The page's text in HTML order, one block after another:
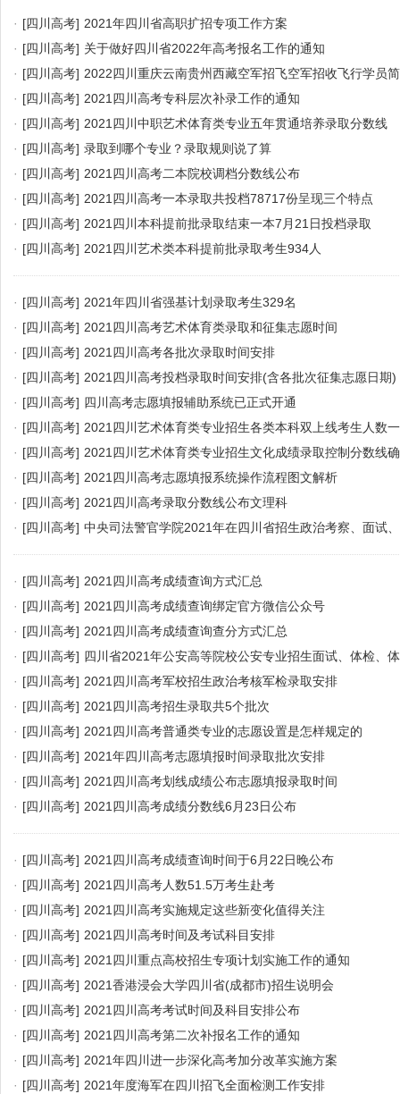
· [四川高考] 2021年四川省高职扩招专项工作方案
· [四川高考] 关于做好四川省2022年高考报名工作的通知
· [四川高考] 2022四川重庆云南贵州西藏空军招飞空军招收飞行学员
· [四川高考] 2021四川高考专科层次补录工作的通知
· [四川高考] 2021四川中职艺术体育类专业五年贯通培养录取分数线
· [四川高考] 录取到哪个专业？录取规则说了算
· [四川高考] 2021四川高考二本院校调档分数线公布
· [四川高考] 2021四川高考一本录取共投档78717份呈现三个特点
· [四川高考] 2021四川本科提前批录取结束一本7月21日投档录取
· [四川高考] 2021四川艺术类本科提前批录取考生934人
· [四川高考] 2021年四川省强基计划录取考生329名
· [四川高考] 2021四川高考艺术体育类录取和征集志愿时间
· [四川高考] 2021四川高考各批次录取时间安排
· [四川高考] 2021四川高考投档录取时间安排(含各批次征集志愿日期)
· [四川高考] 四川高考志愿填报辅助系统已正式开通
· [四川高考] 2021四川艺术体育类专业招生各类本科双上线考生人数
· [四川高考] 2021四川艺术体育类专业招生文化成绩录取控制分数线
· [四川高考] 2021四川高考志愿填报系统操作流程图文解析
· [四川高考] 2021四川高考录取分数线公布文理科
· [四川高考] 中央司法警官学院2021年在四川省招生政治考察、面试
有关事项的公告
· [四川高考] 2021四川高考成绩查询方式汇总
· [四川高考] 2021四川高考成绩查询绑定官方微信公众号
· [四川高考] 2021四川高考成绩查询查分方式汇总
· [四川高考] 四川省2021年公安高等院校公安专业招生面试、体检、
作办法
· [四川高考] 2021四川高考军校招生政治考核军检录取安排
· [四川高考] 2021四川高考招生录取共5个批次
· [四川高考] 2021四川高考普通类专业的志愿设置是怎样规定的
· [四川高考] 2021年四川高考志愿填报时间录取批次安排
· [四川高考] 2021四川高考划线成绩公布志愿填报录取时间
· [四川高考] 2021四川高考成绩分数线6月23日公布
· [四川高考] 2021四川高考成绩查询时间于6月22日晚公布
· [四川高考] 2021四川高考人数51.5万考生赴考
· [四川高考] 2021四川高考实施规定这些新变化值得关注
· [四川高考] 2021四川高考时间及考试科目安排
· [四川高考] 2021四川重点高校招生专项计划实施工作的通知
· [四川高考] 2021香港浸会大学四川省(成都市)招生说明会
· [四川高考] 2021四川高考考试时间及科目安排公布
· [四川高考] 2021四川高考第二次补报名工作的通知
· [四川高考] 2021年四川进一步深化高考加分改革实施方案
· [四川高考] 2021年度海军在四川招飞全面检测工作安排